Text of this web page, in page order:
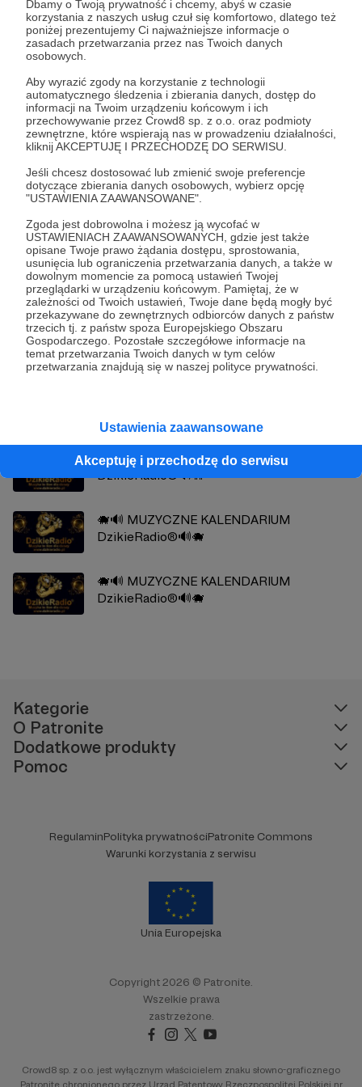
Dbamy o Twoją prywatność i chcemy, abyś w czasie
korzystania z naszych usług czuł się komfortowo, dlatego też
poniżej prezentujemy Ci najważniejsze informacje o
zasadach przetwarzania przez nas Twoich danych
osobowych.
Aby wyrazić zgody na korzystanie z technologii
automatycznego śledzenia i zbierania danych, dostęp do
informacji na Twoim urządzeniu końcowym i ich
przechowywanie przez Crowd8 sp. z o.o. oraz podmioty
zewnętrzne, które wspierają nas w prowadzeniu działalności,
kliknij AKCEPTUJĘ I PRZECHODZĘ DO SERWISU.
Jeśli chcesz dostosować lub zmienić swoje preferencje
dotyczące zbierania danych osobowych, wybierz opcję
"USTAWIENIA ZAAWANSOWANE".
Zgoda jest dobrowolna i możesz ją wycofać w
USTAWIENIACH ZAAWANSOWANYCH, gdzie jest także
opisane Twoje prawo żądania dostępu, sprostowania,
usunięcia lub ograniczenia przetwarzania danych, a także w
dowolnym momencie za pomocą ustawień Twojej
przeglądarki w urządzeniu końcowym. Pamiętaj, że w
zależności od Twoich ustawień, Twoje dane będą mogły być
przekazywane do zewnętrznych odbiorców danych z państw
trzecich tj. z państw spoza Europejskiego Obszaru
Gospodarczego. Pozostałe szczegółowe informacje na
temat przetwarzania Twoich danych w tym celów
przetwarzania znajdują się w naszej polityce prywatności.
Ustawienia zaawansowane
Akceptuję i przechodzę do serwisu
Zostań Patronem
Zaloguj się
DzikieRadio® kalendarium muzyka wspomnienia
Lipowa Żywiec
Udostępnij
DzikieRadio®
Zobacz profil autora
🐗🔊 MUZYCZNE KALENDARIUM
DzikieRadio®🔊🐗
🐗🔊 MUZYCZNE KALENDARIUM
DzikieRadio®🔊🐗
🐗🔊 MUZYCZNE KALENDARIUM
DzikieRadio®🔊🐗
Kategorie
O Patronite
Dodatkowe produkty
Pomoc
RegulaminPolityka prywatnościPatronite Commons
Warunki korzystania z serwisu
Unia Europejska
Copyright 2026 © Patronite.
Wszelkie prawa
zastrzeżone.
Crowd8 sp. z o.o. jest wyłącznym właścicielem znaku słowno-graficznego
Patronite chronionego przez Urząd Patentowy Rzeczpospolitej Polskiej nr